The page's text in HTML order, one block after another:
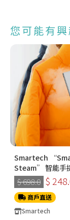
您可能有
Smartech
Steam” 智能手
機 (SS-8108)
$ 698.0 $
商戶直送
Smartech